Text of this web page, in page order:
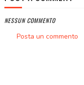
NESSUN COMMENTO
Posta un commento